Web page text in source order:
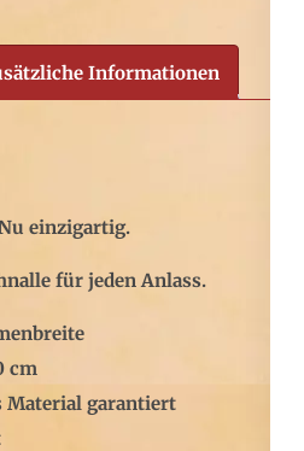
Informationen
einzigartig.
für jeden Anlass.
cm
Material garantiert